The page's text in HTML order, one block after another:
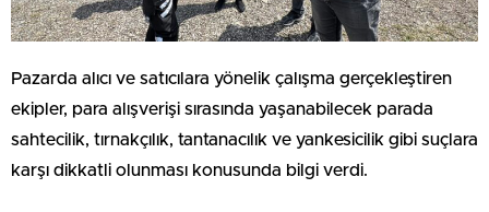
Pazarda alıcı ve satıcılara yönelik çalışma gerçekleştiren
ekipler, para alışverişi sırasında yaşanabilecek parada
sahtecilik, tırnakçılık, tantanacılık ve yankesicilik gibi suçlara
karşı dikkatli olunması konusunda bilgi verdi.